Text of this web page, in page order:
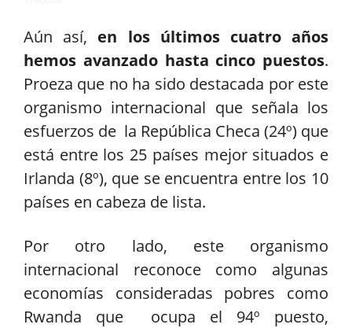
Aún así, en los últimos cuatro años
hemos avanzado hasta cinco puestos.
Proeza que no ha sido destacada por este
organismo internacional que señala los
esfuerzos de la República Checa (24º) que
está entre los 25 países mejor situados e
Irlanda (8º), que se encuentra entre los 10
países en cabeza de lista.
Por otro lado, este organismo
internacional reconoce como algunas
economías consideradas pobres como
Rwanda que ocupa el 94º puesto,